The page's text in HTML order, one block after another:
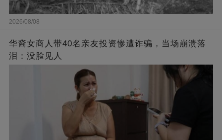
2026/08/08
华裔女商人带40名亲友投资惨遭诈骗，当场崩溃落
泪：没脸见人